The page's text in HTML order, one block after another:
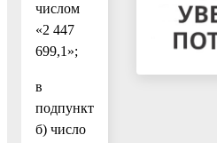
числом
«2 447
699,1»;
в
подпункте
б) число